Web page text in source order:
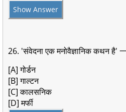
Show Answer
26. 'संवेदना एक मनोवैज्ञानिक कथन है'
[A] गोर्डन
[B] गाल्टन
[C] कालसनिक
[D] मर्फी